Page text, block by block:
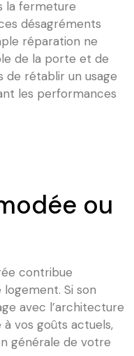
la fermeture
désagréments
réparation ne
de la porte et de
rétablir un usage
les performances
ou
contribue
Si son
avec l’architecture
vos goûts actuels,
générale de votre